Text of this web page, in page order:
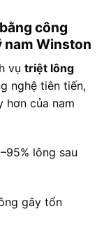
công
nam Winston
vụ triệt lông
nghệ tiên tiến,
hơn của nam
lông sau
gây tổn